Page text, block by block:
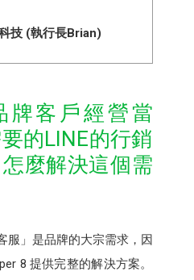
技 (執行長Brian)
牌客戶經營當
的LINE的行銷
麼解決這個需
服」是品牌的大宗需求，因
8 提供完整的解決方案。